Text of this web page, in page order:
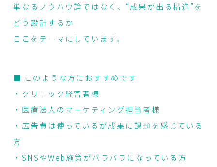
単なるノウハウ論ではなく、“成果が出る構造”を
どう設計するか
ここをテーマにしています。
■ このような方におすすめです
・クリニック経営者様
・医療法人のマーケティング担当者様
・広告費は使っているが成果に課題を感じている
方
・SNSやWeb施策がバラバラになっている方